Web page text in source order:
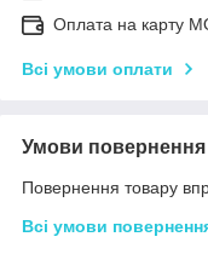
Оплата на карту
Всі умови оплати
Умови повернення
Повернення товару
Всі умови